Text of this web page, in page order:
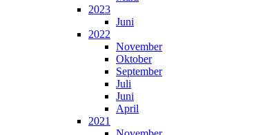
2023
Juni
2022
November
Oktober
September
Juli
Juni
April
2021